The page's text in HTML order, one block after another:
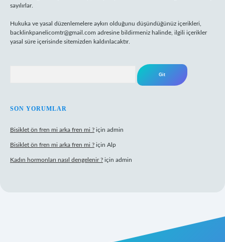
sayılırlar.
Hukuka ve yasal düzenlemelere aykırı olduğunu düşündüğünüz içerikleri,
backlinkpanelicomtr@gmail.com adresine bildirmeniz halinde, ilgili içerikler
yasal süre içerisinde sitemizden kaldırılacaktır.
SON YORUMLAR
Bisiklet ön fren mi arka fren mi ? için admin
Bisiklet ön fren mi arka fren mi ? için Alp
Kadın hormonları nasıl dengelenir ? için admin